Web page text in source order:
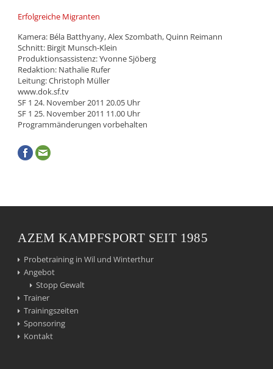
Erfolgreiche Migranten
Kamera: Béla Batthyany, Alex Szombath, Quinn Reimann
Schnitt: Birgit Munsch-Klein
Produktionsassistenz: Yvonne Sjöberg
Redaktion: Nathalie Rufer
Leitung: Christoph Müller
www.dok.sf.tv
SF 1 24. November 2011 20.05 Uhr
SF 1 25. November 2011 11.00 Uhr
Programmänderungen vorbehalten
AZEM KAMPFSPORT SEIT 1985
Probetraining in Wil und Winterthur
Angebot
Stopp Gewalt
Trainer
Trainingszeiten
Sponsoring
Kontakt